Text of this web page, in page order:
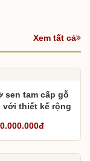
Xem tất cả
sen tam cấp gỗ
với thiết kế rộng